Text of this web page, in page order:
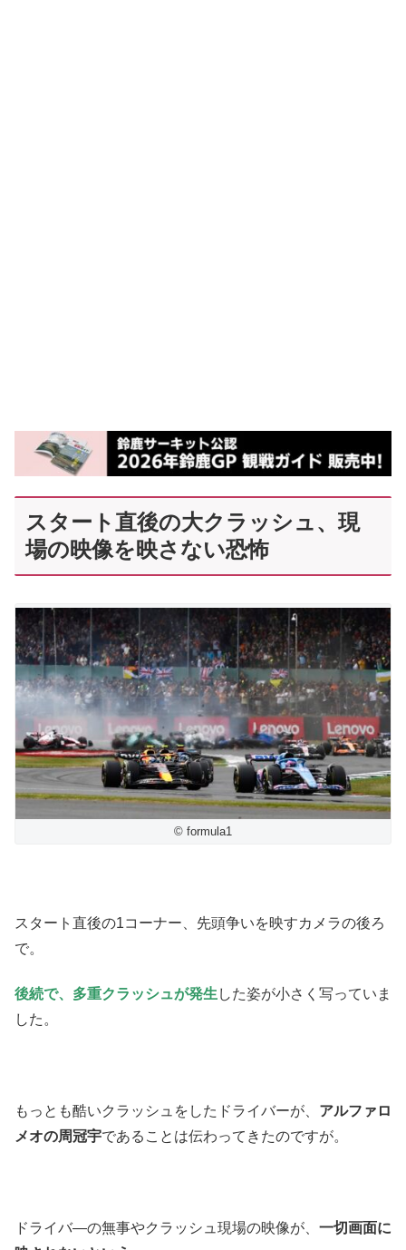
スタート直後の大クラッシュ、現
場の映像を映さない恐怖
© formula1
スタート直後の1コーナー、先頭争いを映すカメラの後ろ
で。
後続で、多重クラッシュが発生 した姿が小さく写っていま
した。
もっとも酷いクラッシュをしたドライバーが、 アルファロ
メオの周冠宇であることは伝わってきたのですが。
ドライバ―の無事やクラッシュ現場の映像が、 一切画面に